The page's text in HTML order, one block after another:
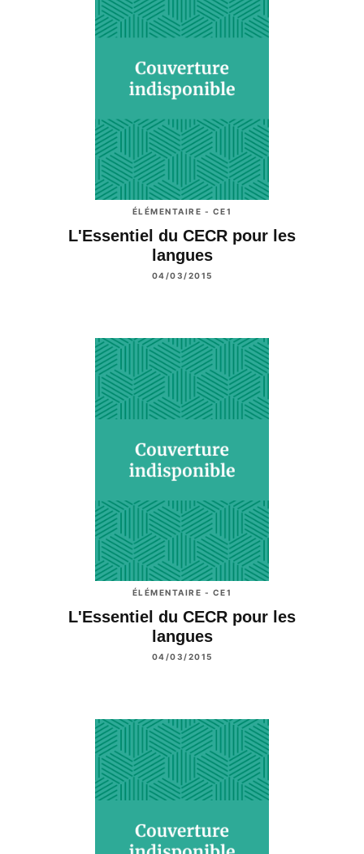
ÉLÉMENTAIRE - CE1
L'Essentiel du CECR pour les
langues
04/03/2015
ÉLÉMENTAIRE - CE1
L'Essentiel du CECR pour les
langues
04/03/2015